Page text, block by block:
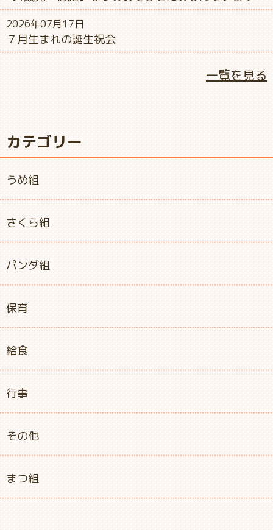
2026年07月17日
７月生まれの誕生祝会
一覧を見る
カテゴリー
うめ組
さくら組
パンダ組
保育
給食
行事
その他
まつ組